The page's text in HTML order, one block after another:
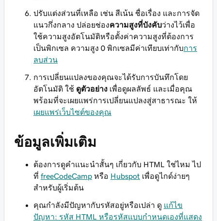
ปรับแต่งส่วนที่เหลือ เช่น สีเน้น ชื่อเรื่อง และการจัด
แนวกึ่งกลาง ปล่อยช่องความสูงที่บังคับว่างไว้เพื่อ
ใช้ความสูงอัตโนมัติหรือตั้งค่าความสูงที่ต้องการ
เป็นพิกเซล ความสูง 0 พิกเซลมีค่าเทียบเท่ากับการ
ลบส่วน
การเปลี่ยนแปลงของคุณจะได้รับการบันทึกโดย
อัตโนมัติ ใช้ ดูตัวอย่าง เพื่อดูผลลัพธ์ และเมื่อคุณ
พร้อมที่จะเผยแพร่การเปลี่ยนแปลงสู่สาธารณะ ให้
เผยแพร่เว็บไซต์ของคุณ
ข้อมูลเพิ่มเติม
ต้องการดูคำแนะนำสั้นๆ เกี่ยวกับ HTML ใช่ไหม ไป
ที่ freeCodeCamp หรือ Hubspot เพื่อดูไกด์ง่ายๆ
สำหรับผู้เริ่มต้น
คุณกำลังมีปัญหากับรหัสอยู่หรือเปล่า ดู แก้ไข
ปัญหา: รหัส HTML หรือรหัสแบบกำหนดเองที่แสดง